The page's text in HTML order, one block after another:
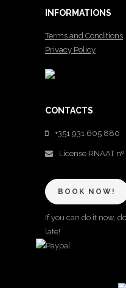
INFORMATIONS
Terms and Conditions
Privacy Policy
CONTACTS
+351 931 605 880
License RNAAT
BOOK NOW!
If you can do it now,
late!